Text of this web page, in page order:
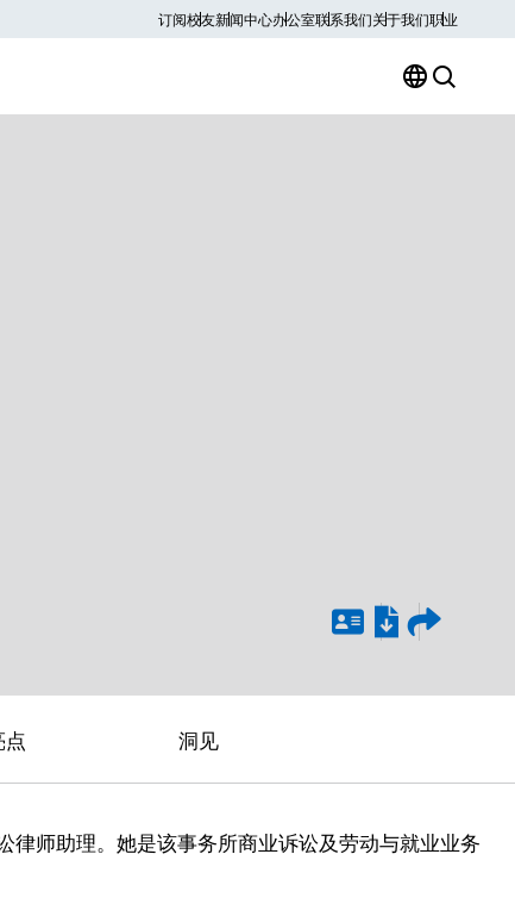
订阅校友新闻中心办公室联系我们关于我们职业
律师助理。她是该事务所商业诉讼及劳动与就业业务
点 洞见